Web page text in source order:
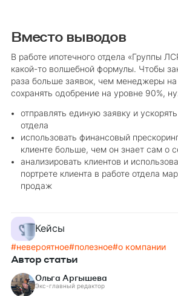
Вместо выводов
В работе ипотечного отдела «Группы
какой-то волшебной формулы. Чтобы
раза больше заявок, чем менеджеры
сохранять одобрение на уровне 90%,
отправлять единую заявку и
отдела
использовать финансовый
клиенте больше, чем он знает сам о
анализировать клиентов и
портрете клиента в работе отдела
продаж
Кейсы
#невероятное#полезное#о компании
Автор статьи
Ольга Аргышева
Экс-главный редактор